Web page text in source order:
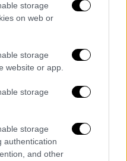
storage
on web or
storage
website or app.
storage
storage
authentication
and other
νέες ακυρώσεις
επηρεάζονται
Τελ Αβίβ, του του
Βηρυτού, του